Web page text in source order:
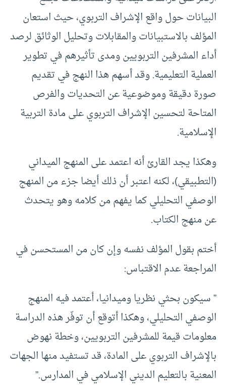
البيانات حول واقع الإشراف التربوي، حيث استعان
المؤلف بالاستبيانات والمقابلات وتحليل الوثائق لرصد
أداء المشرفين التربويين ومدى تأثيرهم في تطوير
العملية التعليمية. وقد أسهم هذا النهج في تقديم
صورة دقيقة وموضوعية عن التحديات والفرص
المتاحة لتحسين الإشراف التربوي على مادة التربية
الإسلامية.
وهكذا يجد القارئ أنه اعتمد على المنهج الميداني
(التطبيقي)، لكنه اعتبر أن ذلك أيضا جزء من المنهج
الوصفي التحليلي كما يفهم من كلامه وهو يتحدث
عن منهج الكتاب.
أختم بقول المؤلف نفسه وإن كان من المستحسن في
المراجعة عدم الاقتباس:
” سيكون بحثي نظريا وميدانيا، أعتمد فيه المنهج
الوصفي التحليلي، وهكذا أتوقع أن توفّر هذه الدراسة
معلومات قيمة للمشرفين التربويين، وخطة نهوض
بالإشراف التربوي على المادة، قد تستفيد منها الجهات
المعنية بالتعليم الديني الإسلامي في المدارس.”